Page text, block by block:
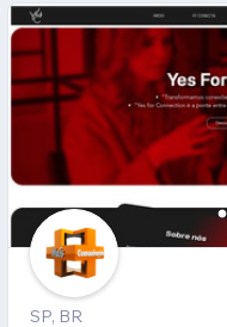
SP, BR